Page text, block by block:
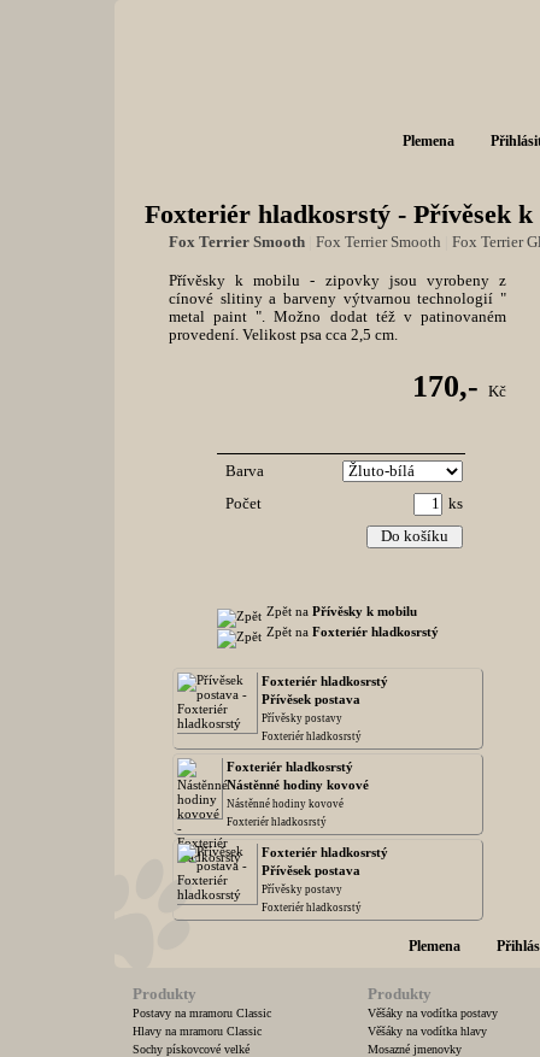
Plemena
Foxteriér hladkosrstý - Přívěsek
Fox Terrier Smooth Fox Terrier Smooth Fox Terrier
Přívěsky k mobilu - zipovky jsou vyrobeny z
cínové slitiny a barveny výtvarnou technologií "
metal paint ". Možno dodat též v patinovaném
provedení. Velikost psa cca 2,5 cm.
170,- Kč
Barva
Počet
ks
Zpět na Přívěsky k mobilu
Zpět na Foxteriér hladkosrstý
Foxteriér hladkosrstý
Přívěsek postava
Přívěsky postavy
Foxteriér hladkosrstý
Foxteriér hladkosrstý
Nástěnné hodiny kovové
Nástěnné hodiny kovové
Foxteriér hladkosrstý
Foxteriér hladkosrstý
Přívěsek postava
Přívěsky postavy
Foxteriér hladkosrstý
Plemena
Produkty
Postavy na mramoru Classic
Hlavy na mramoru Classic
Sochy pískovcové velké
Produkty
Věšáky na vodítka postavy
Věšáky na vodítka hlavy
Mosazné jmenovky